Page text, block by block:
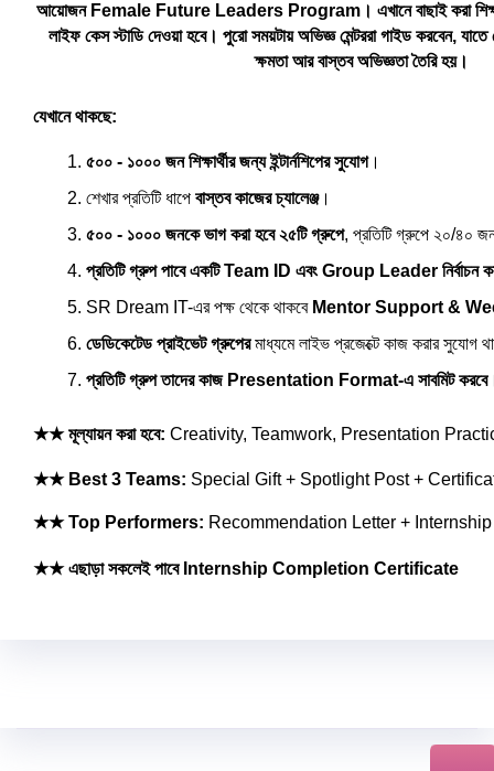
আয়োজন Female Future Leaders Program। এখানে বাছাই করা
লাইফ কেস স্টাডি দেওয়া হবে। পুরো সময়টায় অভিজ্ঞ মেন্টররা গাইড করবেন, যাতে
ক্ষমতা আর বাস্তব অভিজ্ঞতা তৈরি হয়।
যেখানে থাকছে:
৫০০ - ১০০০ জন শিক্ষার্থীর জন্য ইন্টার্নশিপের সুযোগ।
শেখার প্রতিটি ধাপে বাস্তব কাজের চ্যালেঞ্জ।
৫০০ - ১০০০ জনকে ভাগ করা হবে ২৫টি গ্রুপে, প্রতিটি গ্রুপে ২০/৪০
প্রতিটি গ্রুপ পাবে একটি Team ID এবং Group Leader
SR Dream IT-এর পক্ষ থেকে থাকবে Mentor Support &
ডেডিকেটেড প্রাইভেট গ্রুপের মাধ্যমে লাইভ প্রজেক্টে কাজ করার সুযোগ
প্রতিটি গ্রুপ তাদের কাজ Presentation Format-এ সাবমিট করবে
★★মূল্যায়ন করা হবে: Creativity, Teamwork, Presentation
★★ Best 3 Teams: Special Gift + Spotlight Post +
★★Top Performers: Recommendation Letter +
★★এছাড়া সকলেই পাবে Internship Completion Certificate